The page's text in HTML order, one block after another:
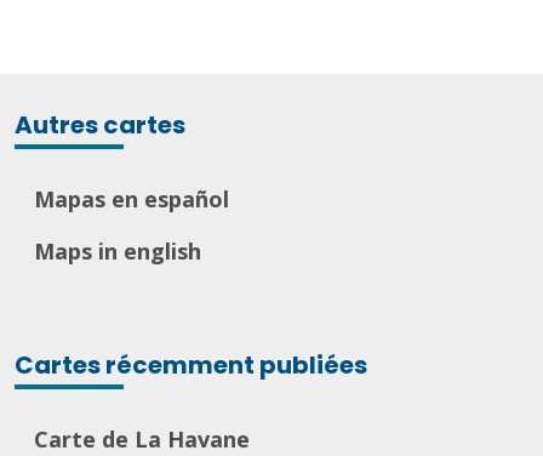
Autres cartes
Mapas en español
Maps in english
Cartes récemment publiées
Carte de La Havane